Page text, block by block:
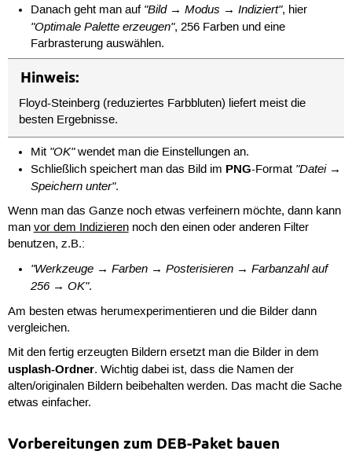
Danach geht man auf "Bild → Modus → Indiziert", hier
"Optimale Palette erzeugen", 256 Farben und eine
Farbrasterung auswählen.
Hinweis:
Floyd-Steinberg (reduziertes Farbbluten) liefert meist die
besten Ergebnisse.
Mit "OK"wendet man die Einstellungen an.
Schließlich speichert man das Bild im PNG-Format "Datei →
Speichern unter".
Wenn man das Ganze noch etwas verfeinern möchte, dann kann
man vor dem Indizierennoch den einen oder anderen Filter
benutzen, z.B.:
"Werkzeuge → Farben → Posterisieren → Farbanzahl auf
256 → OK".
Am besten etwas herumexperimentieren und die Bilder dann
vergleichen.
Mit den fertig erzeugten Bildern ersetzt man die Bilder in dem
usplash-Ordner. Wichtig dabei ist, dass die Namen der
alten/originalen Bildern beibehalten werden. Das macht die Sache
etwas einfacher.
Vorbereitungen zum DEB-Paket bauen